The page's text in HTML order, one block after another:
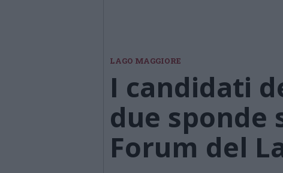
LAGO MAGGIORE
I candidati
due sponde
Forum del